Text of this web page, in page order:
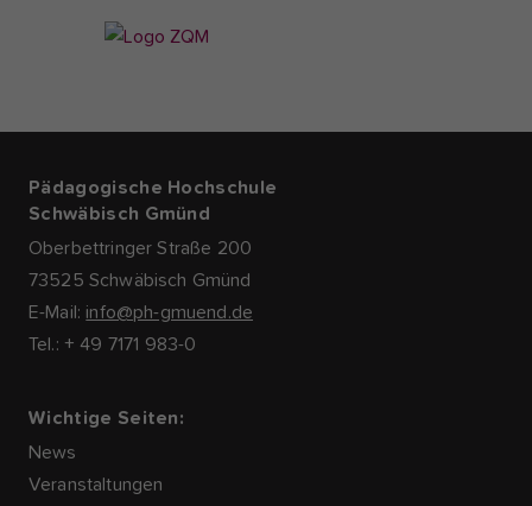
Pädagogische Hochschule
Schwäbisch Gmünd
Oberbettringer Straße 200
73525 Schwäbisch Gmünd
E-Mail: info@ph-gmuend.de
Tel.: + 49 7171 983-0
Wichtige Seiten:
News
Veranstaltungen